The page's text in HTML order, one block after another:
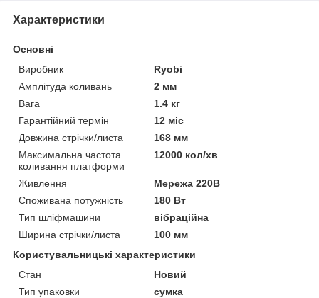
Характеристики
Основні
Виробник
Ryobi
Амплітуда коливань
2 мм
Вага
1.4 кг
Гарантійний термін
12 міс
Довжина стрічки/листа
168 мм
Максимальна частота
коливання платформи
12000 кол/хв
Живлення
Мережа 220В
Споживана потужність
180 Вт
Тип шліфмашини
вібраційна
Ширина стрічки/листа
100 мм
Користувальницькі характеристики
Стан
Новий
Тип упаковки
сумка